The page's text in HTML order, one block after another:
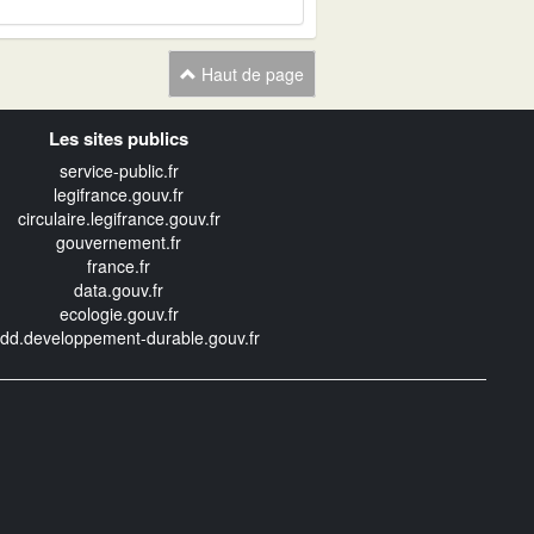
Haut de page
Les sites publics
service-public.fr
legifrance.gouv.fr
circulaire.legifrance.gouv.fr
gouvernement.fr
france.fr
data.gouv.fr
ecologie.gouv.fr
durable.gouv.fr